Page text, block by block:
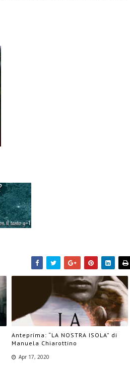
Anteprima: “LA NOSTRA ISOLA” di
Manuela Chiarottino
Apr 17, 2020